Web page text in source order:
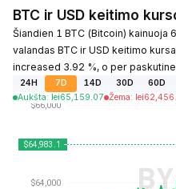
BTC ir USD keitimo
Šiandien 1 BTC (Bitcoin)
valandas BTC ir USD keitimo
increased 3.92 %, o per
24H 7D 14D 30D 60D
Aukšta: lei65,159.07 Žema: lei